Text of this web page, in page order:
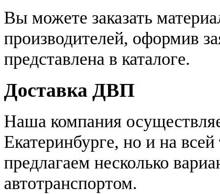
Вы можете заказать
производителей, оформив
представлена в каталоге.
Доставка ДВП
Наша компания
Екатеринбурге, но и на
предлагаем несколько
автотранспортом.